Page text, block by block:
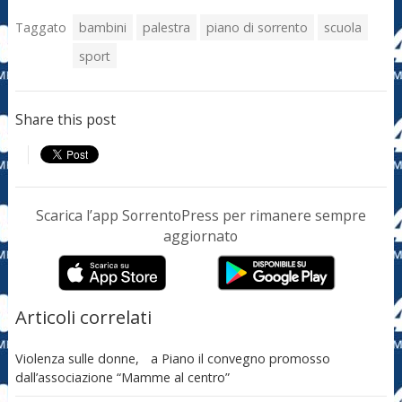
Taggato bambini palestra piano di sorrento
scuola
sport
Share this post
Scarica l’app SorrentoPress per rimanere sempre
aggiornato
Articoli correlati
Violenza sulle donne, a Piano il convegno promosso
dall’associazione “Mamme al centro”